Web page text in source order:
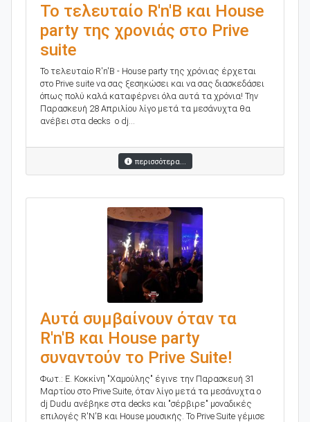
Το τελευταίο R'n'B και House
party της χρονιάς στο Prive
suite
Το τελευταίο R'n'B - House party της χρόνιας έρχεται
στο Prive suite να σας ξεσηκώσει και να σας διασκεδάσει
όπως πολύ καλά καταφέρνει όλα αυτά τα χρόνια! Την
Παρασκευή 28 Απριλίου λίγο μετά τα μεσάνυχτα θα
ανέβει στα decks ο dj...
περισσότερα...
Αυτά συμβαίνουν όταν τα
R'n'B και House party
συναντούν το Prive Suite!
Φωτ.: Ε. Κοκκίνη "Χαμούλης" έγινε την Παρασκευή 31
Μαρτίου στο Prive Suite, όταν λίγο μετά τα μεσάνυχτα ο
dj Dudu ανέβηκε στα decks και "σέρβιρε" μοναδικές
επιλογές R'N'B και House μουσικής. Το Prive Suite γέμισε